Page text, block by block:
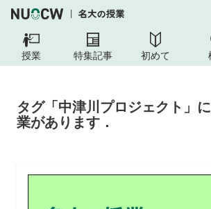
授業 特集記事 初めて
タグ「中津川プロジェクト」
業があります．